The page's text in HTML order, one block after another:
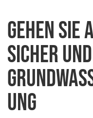
Gehen Sie
sicher
ung